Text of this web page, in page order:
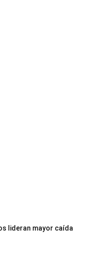
lideran mayor caída